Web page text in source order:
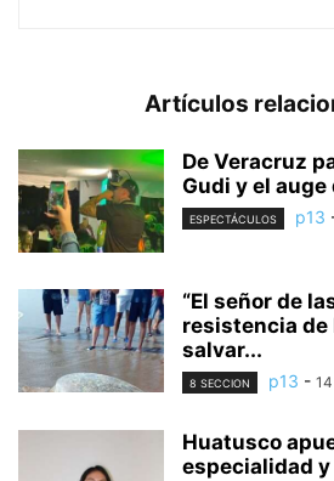
Artículos
De Veracruz
Gudi y el auge
ESPECTÁCULOS p13
“El señor de
resistencia de
salvar...
8 SECCION p13 -
Huatusco
especialidad